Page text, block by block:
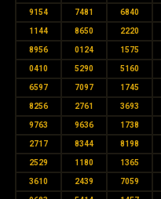
9154 7481 6840
1144 8650 2220
8956 0124 1575
0410 5290 5160
6597 7097 1745
8256 2761 3693
9763 9636 1738
2717 8344 8198
2529 1180 1365
3610 2439 7059